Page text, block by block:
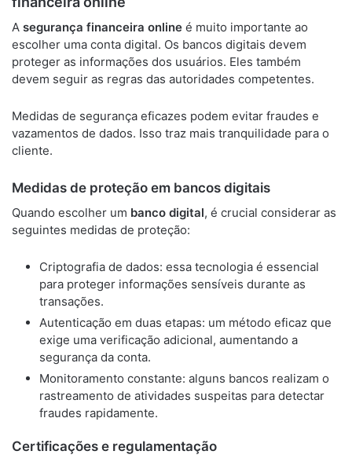
A segurança financeira online é muito importante ao
escolher uma conta digital. Os bancos digitais devem
proteger as informações dos usuários. Eles também
devem seguir as regras das autoridades competentes.
Medidas de segurança eficazes podem evitar fraudes e
vazamentos de dados. Isso traz mais tranquilidade para o
cliente.
Medidas de proteção em bancos digitais
Quando escolher um banco digital, é crucial considerar as
seguintes medidas de proteção:
Criptografia de dados: essa tecnologia é essencial
para proteger informações sensíveis durante as
transações.
Autenticação em duas etapas: um método eficaz que
exige uma verificação adicional, aumentando a
segurança da conta.
Monitoramento constante: alguns bancos realizam o
rastreamento de atividades suspeitas para detectar
fraudes rapidamente.
Certificações e regulamentação